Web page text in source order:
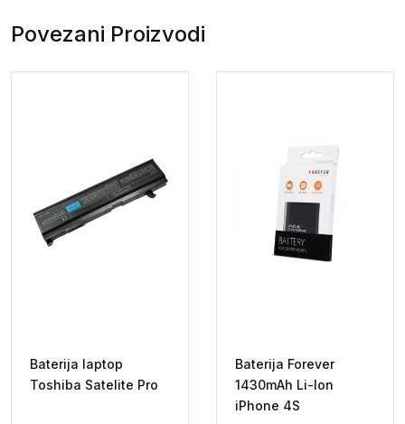
OLED
Povezani Proizvodi
Baterija laptop
Toshiba Satelite Pro
Baterija Forever
1430mAh Li-Ion
iPhone 4S